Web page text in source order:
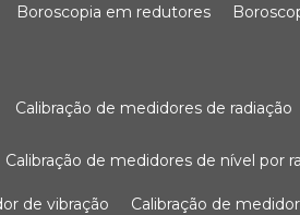
boroscopia em redutores
calibração de medidores de radiação
calibração de medidores de nível por
de vibração calibração de